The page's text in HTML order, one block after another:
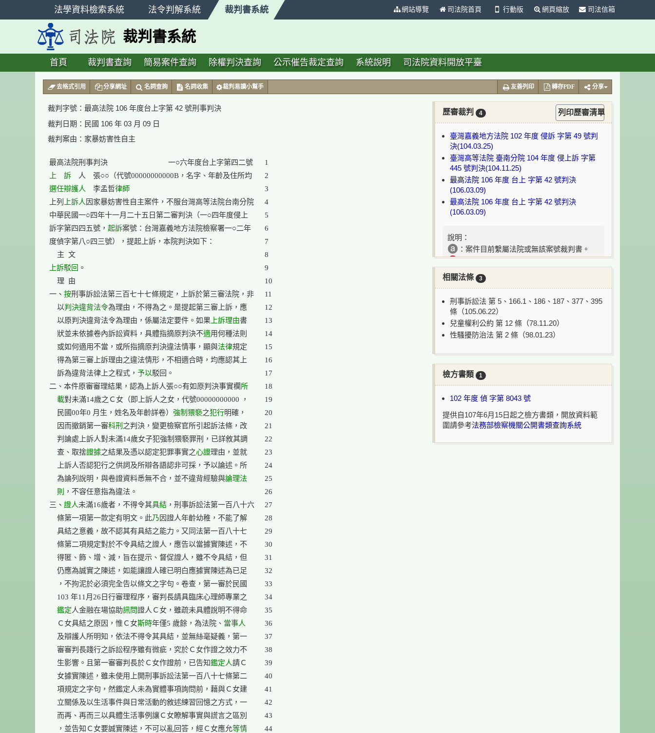
法學資料檢索系統 法令判解系統 裁判書系統 網站導覽 司法院首頁 行動版 網頁縮放 司法信箱
裁判書系統
首頁 裁判書查詢 簡易案件查詢 除權判決查詢 公示催告裁定查詢 系統說明 司法院資料開放平臺
去格式引用 分享網址 名詞查詢 名詞收集 裁判易讀小幫手 友善列印 轉存PDF 分享
裁判字號：最高法院 106 年度台上字第 42 號刑事判決
裁判日期： 民國 106 年 03 月 09 日
裁判案由： 家暴妨害性自主
最高法院刑事判決　　　　　　　　 一○六年度台上字第四二號
上　訴
人　張○○（代號00000000000B，名字、年齡及住所均
選任辯護人 李孟哲律師
上列
上訴人 因家暴妨害性自主案件，不服台灣高等法院台南分院
中華民國一○四年十一月二十五日第二審判決（一○四年度侵上
訴字第四四五號， 起訴案號：台灣嘉義地方法院檢察署一○二年
度偵字第八○四三號），提起上訴，本院判決如下：
    主  文
上訴駁回 。
    理  由
一、 按刑事訴訟法第三百七十七條規定，上訴於第三審法院，非
    以
判決違背法令為理由，不得為之。是提起第三審上訴，應
    以原判決違背法令為理由，係屬法定要件。如果
上訴理由書
    狀並未依據卷內訴訟資料，具體指摘原判決不
適用何種法則
    或如何適用不當，或所指摘原判決違法情事，顯與
法律規定
    得為第三審上訴理由之違法情形，不相適合時，均應認其上
    訴為違背法律上之程式，
予以駁回。
二、本件原審審理結果，認為上訴人張○○有如原判決事實欄所
    載
對未滿14歲之Ｃ女（即上訴人之女，代號00000000000 ，
    民國00年0 月生，姓名及年齡詳卷）
強制猥褻之犯行明確，
    因而撤銷第一審
科刑 之判決，變更檢察官所引起訴法條，改
    判論處上訴人對未滿14歲女子犯強制猥褻罪刑，已詳敘其調
    查、取捨
證據之結果及憑以認定犯罪事實之心證理由，並就
    上訴人否認犯行之供詞及所辯各語認非可採，予以論述。所
    為論列說明，與卷證資料悉無不合，並不違背經驗與
論理法
    則
，不容任意指為違法。
三、 證人未滿16歲者，不得令其具結，刑事訴訟法第一百八十六
    條第一項第一款定有明文。此
乃因證人年齡幼稚，不能了解
    具結之意義，故不認其有具結之能力。又同法第一百八十七
    條第二項規定對於不令具結之證人，應告以當據實陳述，不
    得匿、飾、增、減，旨在提示、督促證人，雖不令具結，但
    仍應為誠實之陳述，如能讓證人確已明白應據實陳述為已足
    ，不拘泥於必須完全告以條文之字句。卷查，第一審於民國
    103 年11月26日行審理程序，審判長請具臨床心理師專業之
鑑定人金融在場協助訊問證人Ｃ女，雖疏未具體說明不得命
    Ｃ女具結之原因，惟Ｃ女
斯時年僅5 歲餘，為法院、 當事人
    及辯護人所明知，依法不得令其具結，並無絲毫疑義，第一
    審審判長踐行之訴訟程序雖有微疵，究於Ｃ女作證之效力不
    生影響。且第一審審判長於Ｃ女作證前，已告知
鑑定人請Ｃ
    女據實陳述，雖未使用上開刑事訴訟法第一百八十七條第二
    項規定之字句，然鑑定人未為實體事項詢問前，藉與Ｃ女建
    立關係及以生活事件與日常活動的敘述練習回憶之方式，一
    而再、再而三以具體生活事例讓Ｃ女瞭解事實與謊言之區別
    ，並告知Ｃ女要誠實陳述，不可以亂回答，經Ｃ女應允
等情
1
2
3
4
5
6
7
8
9
10
11
12
13
14
15
16
17
18
19
20
21
22
23
24
25
26
27
28
29
30
31
32
33
34
35
36
37
38
39
40
41
42
43
44
歷審裁判 4 列印歷審清單
臺灣嘉義地方法院 102 年度 侵訴 字第 49 號判
決(104.03.25)
臺灣高等法院 臺南分院 104 年度 侵上訴 字第
445 號判決(104.11.25)
最高法院 106 年度 台上 字第 42 號判決
(106.03.09)
最高法院 106 年度 台上 字第 42 號判決
(106.03.09)
說明：
：案件目前繫屬法院或無該案號裁判書。
理中。
相關法條 3
刑事訴訟法 第 5、166.1、186、187、377、395
條（105.06.22）
兒童權利公約 第 12 條（78.11.20）
性騷擾防治法 第 2 條（98.01.23）
檢方書類 1
102 年度 偵 字第 8043 號
提供自107年6月15日起之檢方書類，開放資料範
圍請參考法務部檢察機關公開書類查詢系統